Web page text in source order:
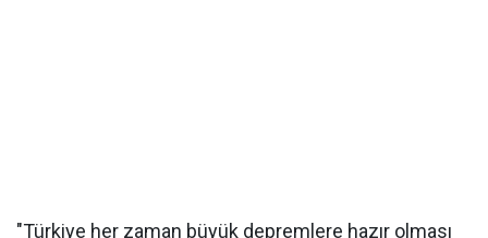
"Türkiye her zaman büyük depremlere hazır olması